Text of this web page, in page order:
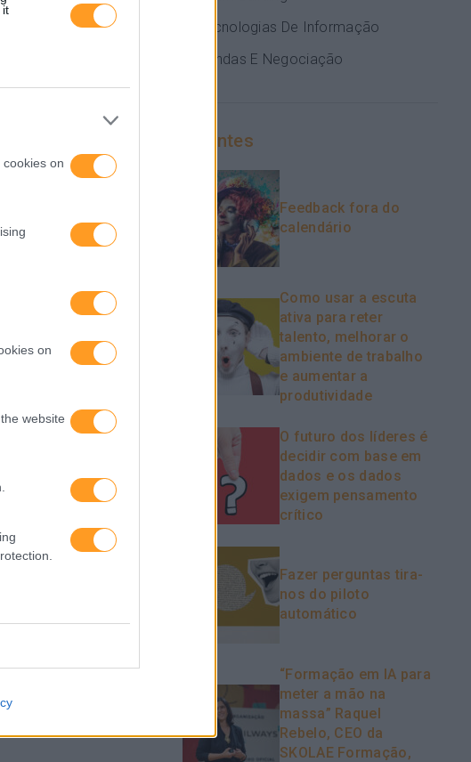
it
on
on
websiteQUAIS SÃO
PODEMOS ESPERAR DOS
Tecnologias De Informação
Vendas E Negociação
Recentes
Feedback fora do
calendário
Como usar a escuta
ativa para reter
talento, melhorar o
ambiente de trabalho
e aumentar a
produtividade
O futuro dos líderes é
decidir com base em
dados e os dados
exigem pensamento
crítico
Fazer perguntas tira-
nos do piloto
automático
“Formação em IA para
meter a mão na
massa” Raquel
Rebelo, CEO da
SKOLAE Formação,